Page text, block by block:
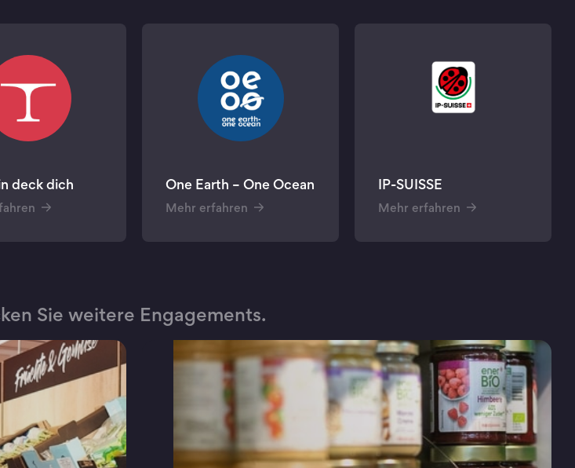
deck dich One Earth – One Ocean
Mehr erfahren
IP-SUISSE
Mehr erfahren
Sie weitere Engagements.